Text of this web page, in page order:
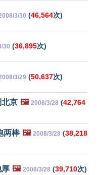
3/30 (46,564次)
30 (36,895次)
3/29 (50,637次)
京 🖼️ 2008/3/28 (42,764
两棒 🖼️ 2008/3/28 (38,218
厚 🖼️ 2008/3/28 (39,710次)